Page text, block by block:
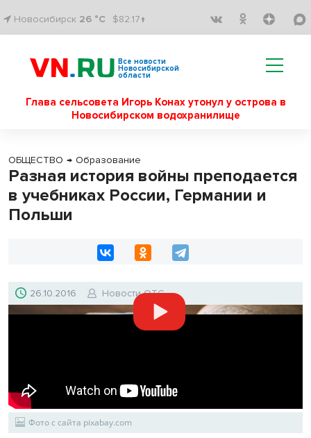
Новосибирск 26 °C $82.17↑
Все новости
Новосибирской
области
Глава сельсовета Игорь Конах утонул у острова в
Новосибирском водохранилище
ОБЩЕСТВО → Образование
Разная история войны преподается
в учебниках России, Германии и
Польши
26.10.2016 Новости ОТС
Фото с сайта pixabay.com